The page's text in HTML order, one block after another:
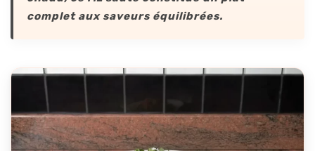
complet aux saveurs équilibrées.